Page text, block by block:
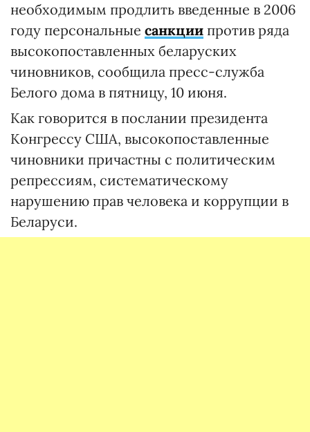
необходимым продлить введенные в 2006
году персональные санкции против ряда
высокопоставленных беларуских
чиновников, сообщила пресс-служба
Белого дома в пятницу, 10 июня.
Как говорится в послании президента
Конгрессу США, высокопоставленные
чиновники причастны с политическим
репрессиям, систематическому
нарушению прав человека и коррупции в
Беларуси.